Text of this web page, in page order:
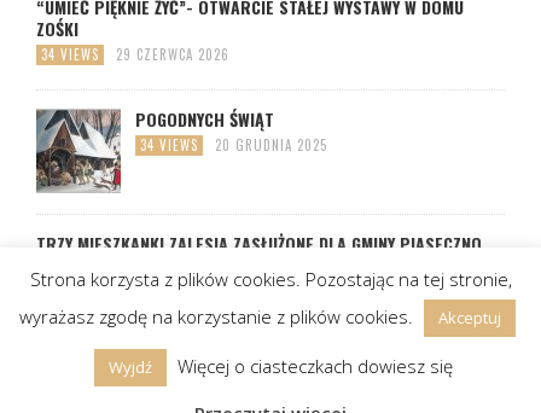
“UMIEĆ PIĘKNIE ŻYĆ”- OTWARCIE STAŁEJ WYSTAWY W DOMU
ZOŚKI
34 VIEWS 29 CZERWCA 2026
POGODNYCH ŚWIĄT
34 VIEWS 20 GRUDNIA 2025
TRZY MIESZKANKI ZALESIA ZASŁUŻONE DLA GMINY PIASECZNO
34 VIEWS 28 LISTOPADA 2025
Copyright ©, All Rights Reserved. Made with ♥ in Warsaw.
Strona korzysta z plików cookies. Pozostając na tej stronie,
wyrażasz zgodę na korzystanie z plików cookies.
Akceptuj
Wyjdź
Więcej o ciasteczkach dowiesz się